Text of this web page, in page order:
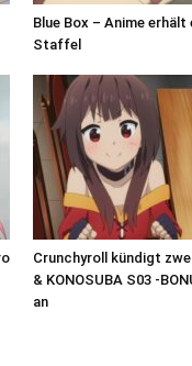
Blue Box – Anime erhält
Staffel
Crunchyroll kündigt
& KONOSUBA S03 -
an